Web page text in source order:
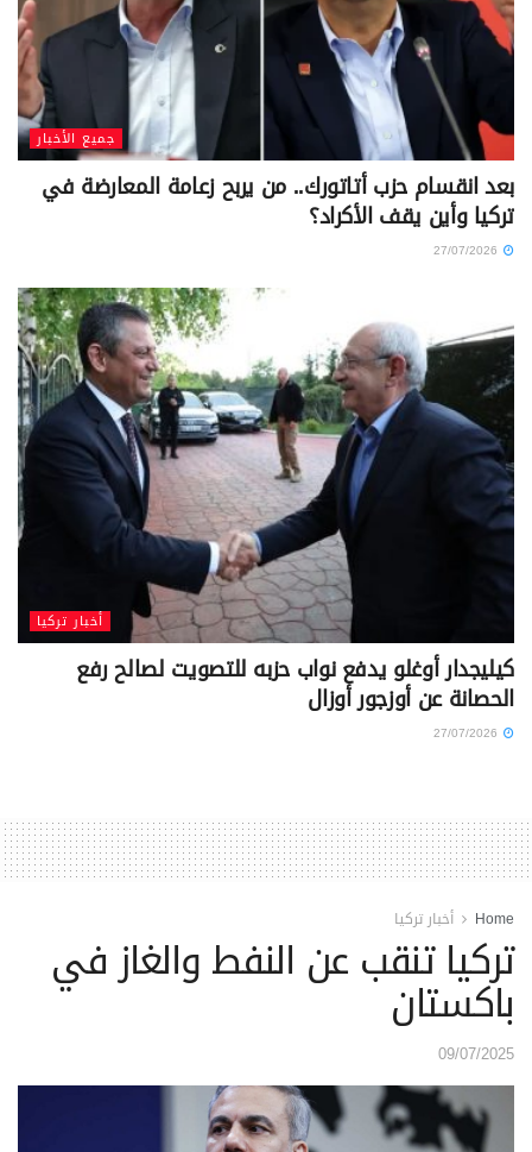
جميع الأخبار
بعد انقسام حزب أتاتورك.. من يربح زعامة المعارضة في
تركيا وأين يقف الأكراد؟
أخبار تركيا
كيليجدار أوغلو يدفع نواب حزبه للتصويت لصالح رفع
الحصانة عن أوزجور أوزال
Home أخبار تركيا
تركيا تنقب عن النفط والغاز في
باكستان
09/07/2025